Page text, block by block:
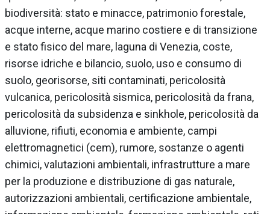
biodiversità: stato e minacce, patrimonio forestale,
acque interne, acque marino costiere e di transizione
e stato fisico del mare, laguna di Venezia, coste,
risorse idriche e bilancio, suolo, uso e consumo di
suolo, georisorse, siti contaminati, pericolosità
vulcanica, pericolosità sismica, pericolosità da frana,
pericolosità da subsidenza e sinkhole, pericolosità da
alluvione, rifiuti, economia e ambiente, campi
elettromagnetici (cem), rumore, sostanze o agenti
chimici, valutazioni ambientali, infrastrutture a mare
per la produzione e distribuzione di gas naturale,
autorizzazioni ambientali, certificazione ambientale,